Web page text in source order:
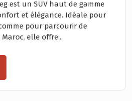
est un SUV haut de gamme
et élégance. Idéale pour
pour parcourir de
elle offre...